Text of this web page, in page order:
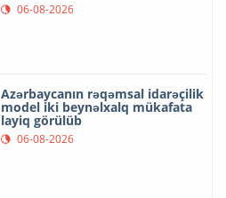
06-08-2026
Azərbaycanın rəqəmsal idarəçilik
model iki beynəlxalq mükafata
layiq görülüb
06-08-2026